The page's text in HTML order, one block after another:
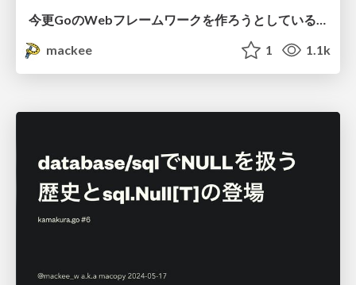
今更GoのWebフレームワークを作ろうとしているワケ / Why am I trying to create a Go web framework now?
mackee
1 1.1k